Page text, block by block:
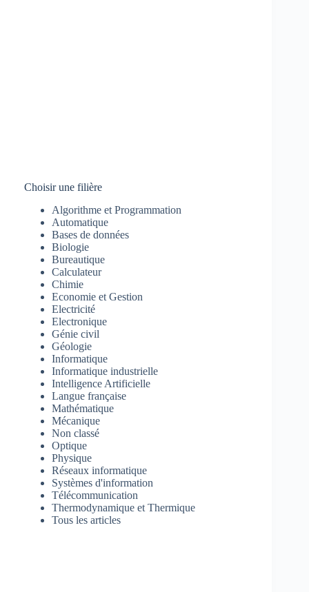
Choisir une filière
Algorithme et Programmation
Automatique
Bases de données
Biologie
Bureautique
Calculateur
Chimie
Economie et Gestion
Electricité
Electronique
Génie civil
Géologie
Informatique
Informatique industrielle
Intelligence Artificielle
Langue française
Mathématique
Mécanique
Non classé
Optique
Physique
Réseaux informatique
Systèmes d'information
Télécommunication
Thermodynamique et Thermique
Tous les articles